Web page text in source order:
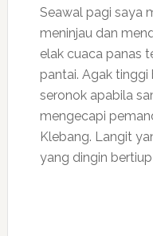
Seawal pagi saya
meninjau dan
elak cuaca panas
pantai. Agak tinggi
seronok apabila
mengecapi
Klebang. Langit
yang dingin